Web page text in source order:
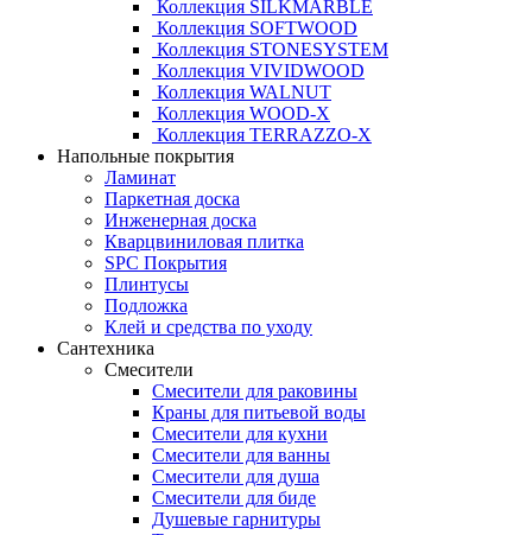
Коллекция SILKMARBLE
Коллекция SOFTWOOD
Коллекция STONESYSTEM
Коллекция VIVIDWOOD
Коллекция WALNUT
Коллекция WOOD-X
Коллекция ТЕRRАZZO-X
Напольные покрытия
Ламинат
Паркетная доска
Инженерная доска
Кварцвиниловая плитка
SPC Покрытия
Плинтусы
Подложка
Клей и средства по уходу
Сантехника
Смесители
Смесители для раковины
Краны для питьевой воды
Смесители для кухни
Смесители для ванны
Смесители для душа
Смесители для биде
Душевые гарнитуры